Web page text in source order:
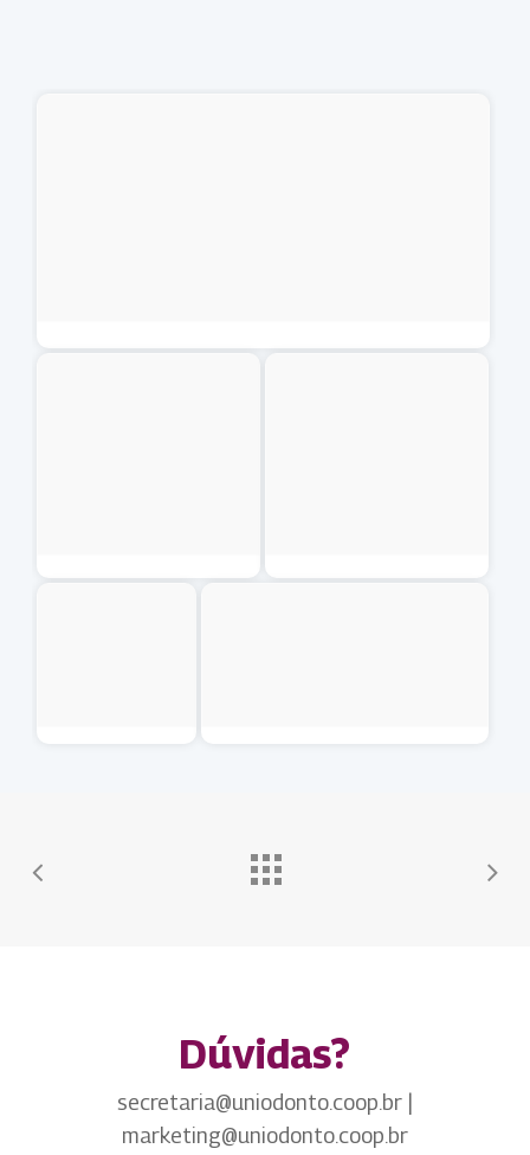
Dúvidas?
secretaria@uniodonto.coop.br |
marketing@uniodonto.coop.br